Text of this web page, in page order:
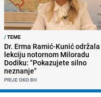
/TEME
Dr. Erma Ramić-Kunić održala
lekciju notornom Miloradu
Dodiku: "Pokazujete silno
neznanje"
PRIJE OKO 8H